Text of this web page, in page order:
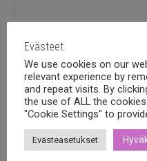
Tutustu
Evästeet
We use cookies on our
relevant experience by
and repeat visits. By
the use of ALL the
"Cookie Settings" to
Evästeasetukset